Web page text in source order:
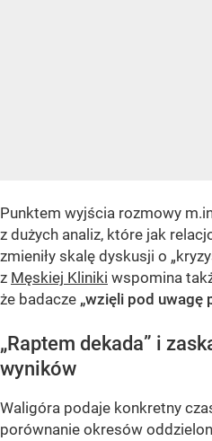
Punktem wyjścia rozmowy
z dużych analiz, które jak
zmieniły skalę dyskusji o
z Męskiej Kliniki wspomina
że badacze „wzięli pod uwagę
„Raptem dekada” i
wyników
Waligóra podaje konkretny
porównanie okresów